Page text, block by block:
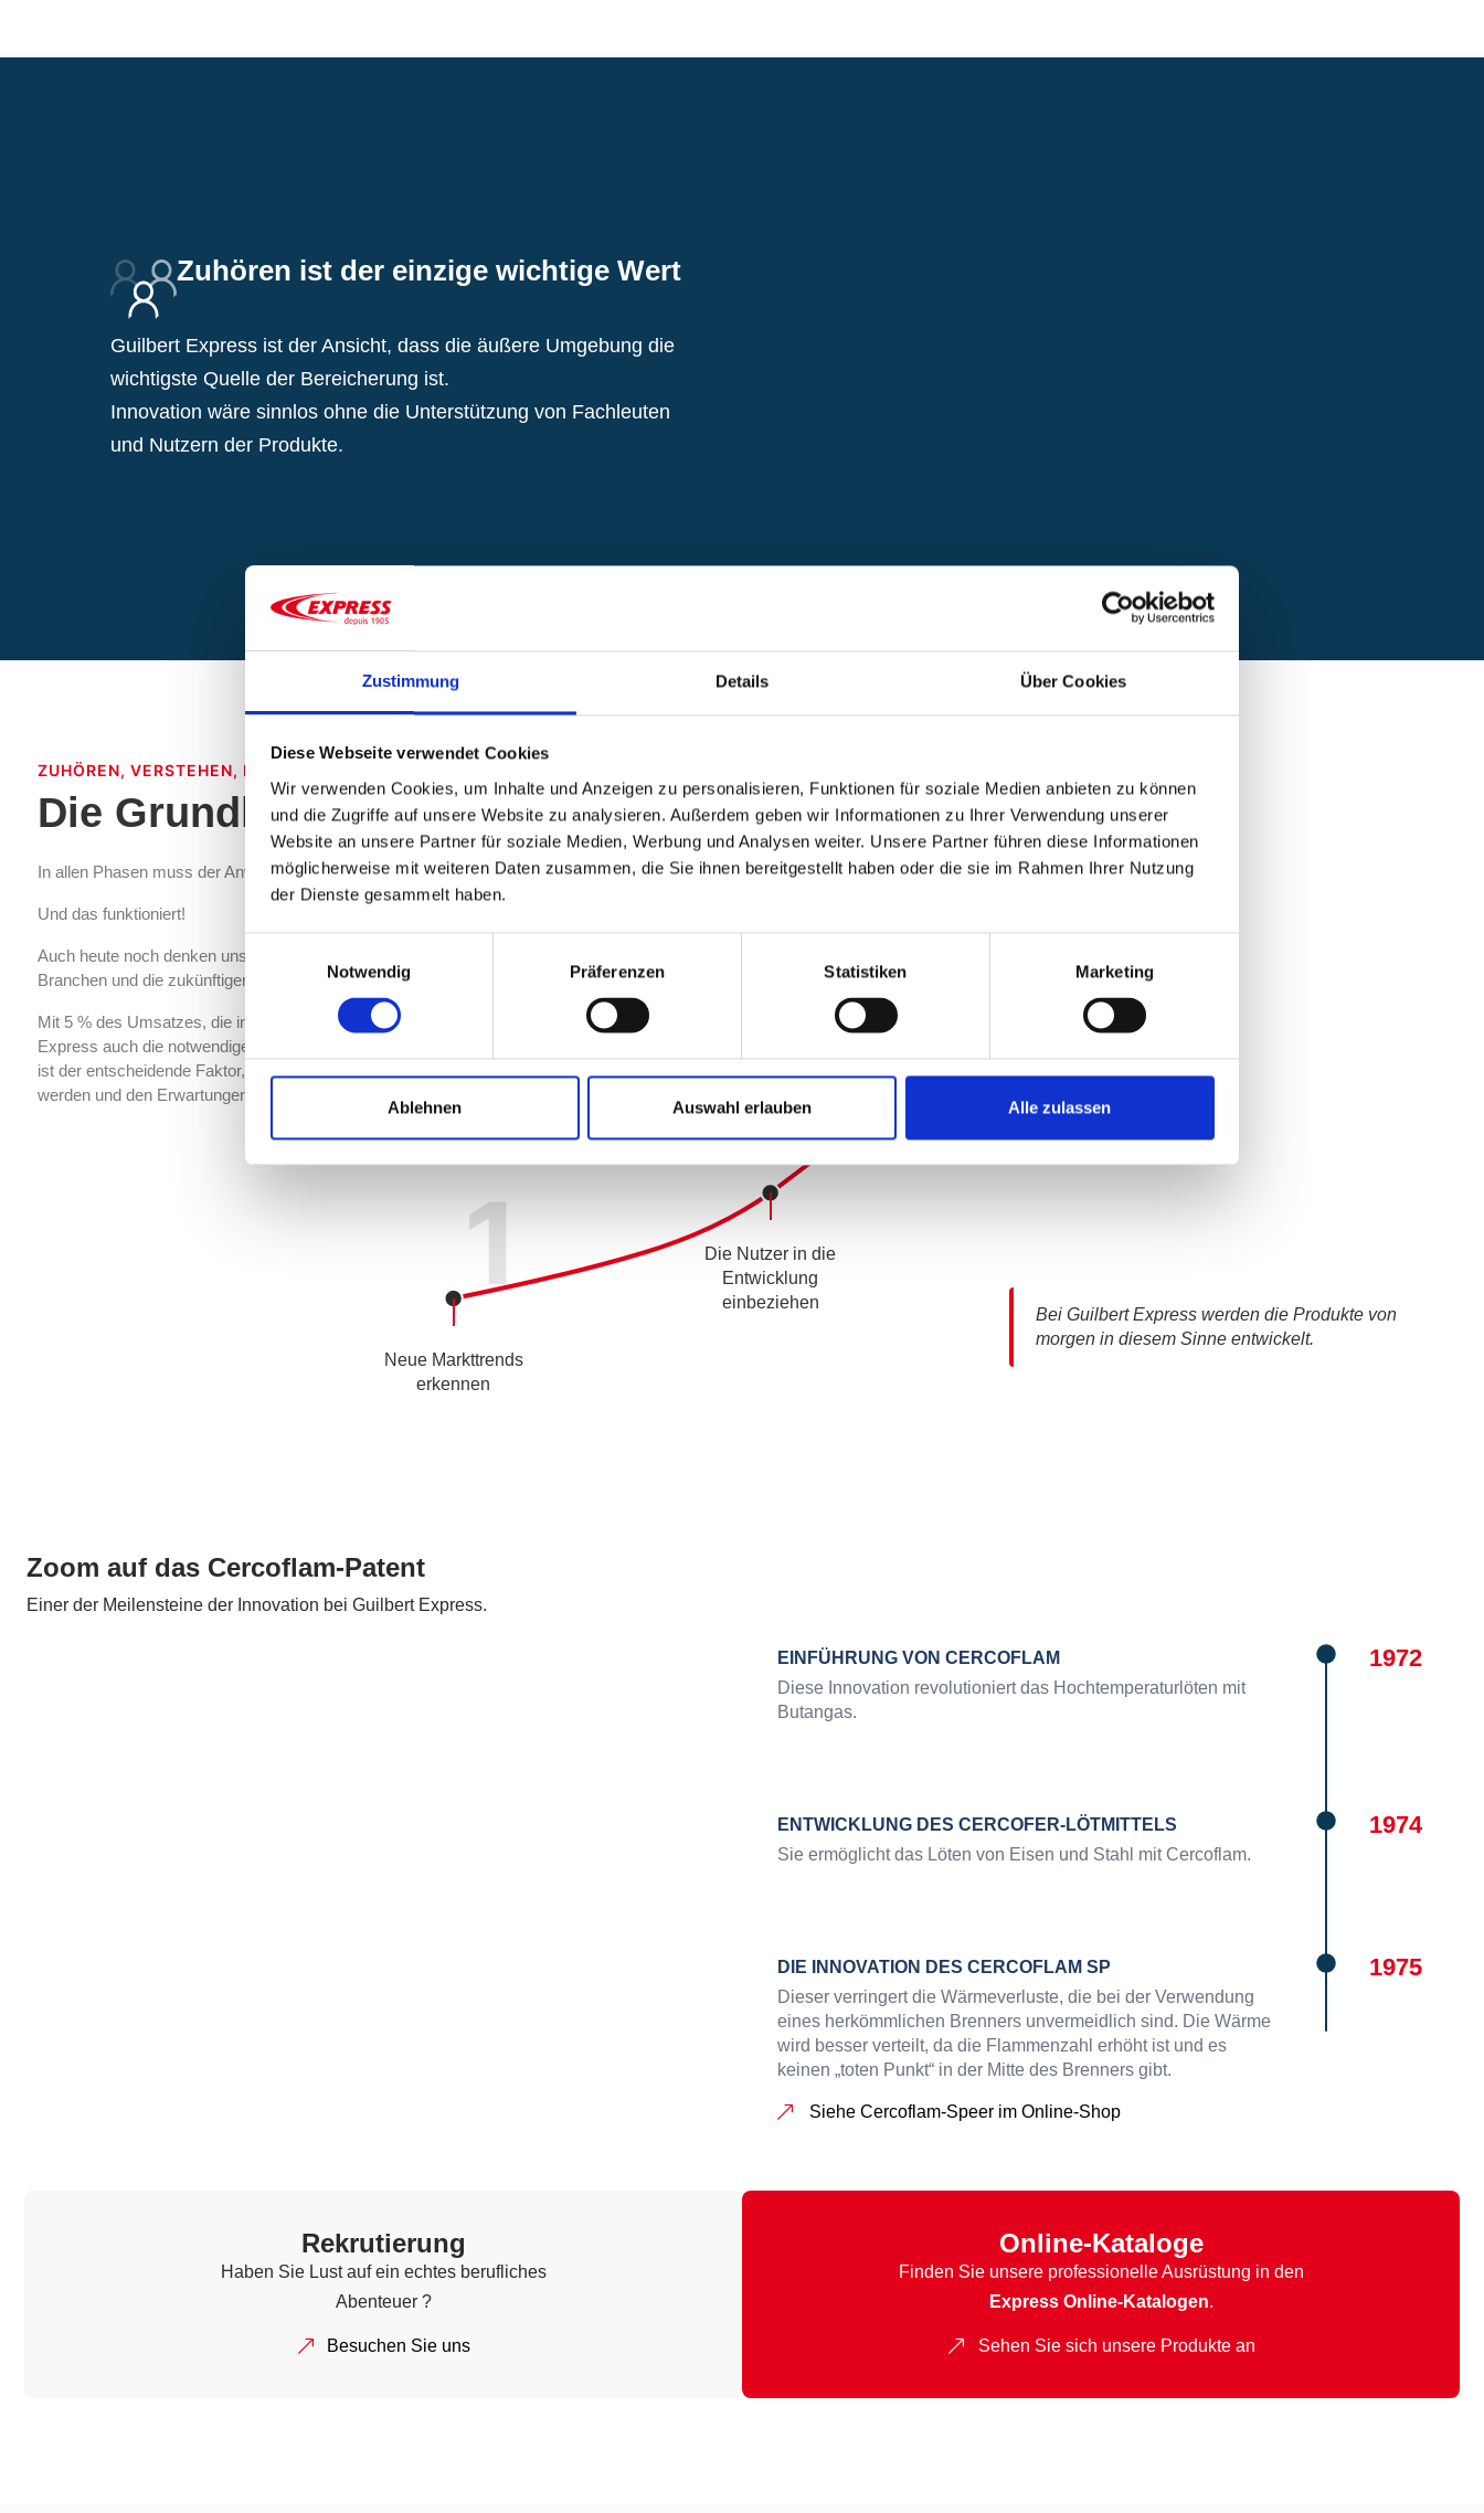
Zustimmung Details Über Cookies
Diese Webseite verwendet Cookies
Wir verwenden Cookies, um Inhalte und Anzeigen zu personalisieren, Funktionen für soziale Medien anbieten zu können
und die Zugriffe auf unsere Website zu analysieren. Außerdem geben wir Informationen zu Ihrer Verwendung unserer
Website an unsere Partner für soziale Medien, Werbung und Analysen weiter. Unsere Partner führen diese Informationen
möglicherweise mit weiteren Daten zusammen, die Sie ihnen bereitgestellt haben oder die sie im Rahmen Ihrer Nutzung
der Dienste gesammelt haben.
Notwendig
Präferenzen Statistiken Marketing
Ablehnen Auswahl erlauben Alle zulassen
Zuhören ist der einzige wichtige Wert
Guilbert Express ist der Ansicht, dass die äußere Umgebung die
wichtigste Quelle der Bereicherung ist.
Innovation wäre sinnlos ohne die Unterstützung von Fachleuten
und Nutzern der Produkte.
1
2
ZUHÖREN, VERSTEHEN, NEUES SCHAFFEN.
Die Grundlagen des Erfolgs
In allen Phasen muss der Anwender in den Entwicklungsprozess einbezogen werden.
Und das funktioniert!
Auch heute noch denken unsere Ingenieure auf diese Weise über die Entwicklung der
Branchen und die zukünftigen Einsatzmöglichkeiten der Produkte von morgen nach.
Mit 5 % des Umsatzes, die in Forschung und Entwicklung fließen, stellt Guilbert
Express auch die notwendigen Mittel zur Verfügung, um seine Ziele zu erreichen. Dies
ist der entscheidende Faktor, um den neuen Anforderungen der Branche gerecht zu
werden und den Erwartungen der Nutzer gerecht zu werden.
Neue Markttrends
erkennen
Die Nutzer in die
Entwicklung
einbeziehen
Lösungen
gemeinsam mit den
Nutzern testen und
Bei Guilbert Express werden die Produkte von
morgen in diesem Sinne entwickelt.
Zoom auf das Cercoflam-Patent
Einer der Meilensteine der Innovation bei Guilbert Express.
EINFÜHRUNG VON CERCOFLAM
Diese Innovation revolutioniert das Hochtemperaturlöten mit
Butangas.
1972
ENTWICKLUNG DES CERCOFER-LÖTMITTELS
Sie ermöglicht das Löten von Eisen und Stahl mit Cercoflam.
1974
DIE INNOVATION DES CERCOFLAM SP
Dieser verringert die Wärmeverluste, die bei der Verwendung
eines herkömmlichen Brenners unvermeidlich sind. Die Wärme
wird besser verteilt, da die Flammenzahl erhöht ist und es
keinen „toten Punkt“ in der Mitte des Brenners gibt.
1975
Siehe Cercoflam-Speer im Online-Shop
Rekrutierung
Haben Sie Lust auf ein echtes berufliches
Abenteuer ?
Besuchen Sie uns
Online-Kataloge
Finden Sie unsere professionelle Ausrüstung in den
Express Online-Katalogen.
Sehen Sie sich unsere Produkte an